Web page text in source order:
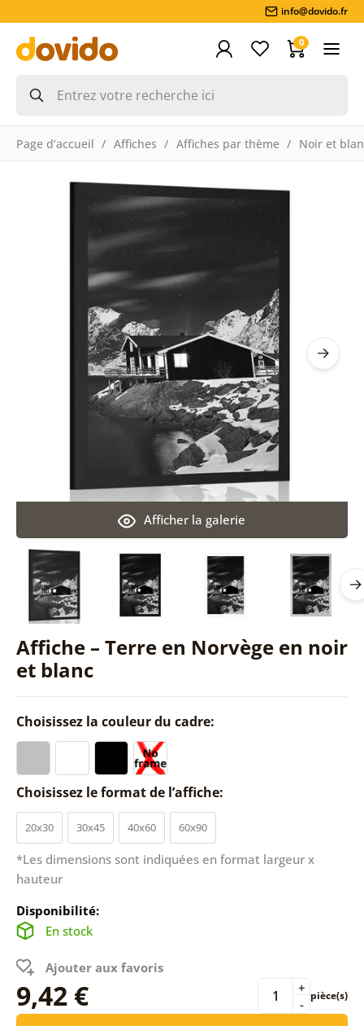
info@dovido.fr
0
Page d’accueil Affiches Affiches par thème Noir et
Affiche – Terre en Norvège en noir
et blanc
Afficher la galerie
Choisissez la couleur du cadre:
Choisissez le format de l’affiche:
20x30 30x45 40x60 60x90
*Les dimensions sont indiquées en format largeur x
hauteur
Disponibilité:
En stock
Ajouter aux favoris
9,42 € -
+ pièce(s)